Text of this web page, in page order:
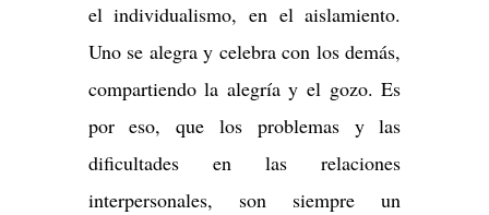
el individualismo, en el aislamiento.
Uno se alegra y celebra con los demás,
compartiendo la alegría y el gozo. Es
por eso, que los problemas y las
dificultades en las relaciones
interpersonales, son siempre un